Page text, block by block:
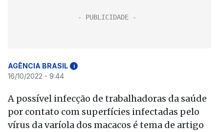
AGÊNCIA BRASIL i
16/10/2022 - 9:44
A possível infecção de trabalhadoras da saúde
por contato com superfícies infectadas pelo
vírus da varíola dos macacos é tema de artigo